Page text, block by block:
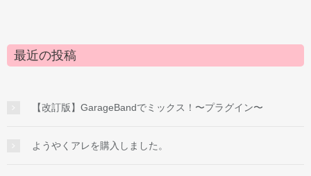
最近の投稿
【改訂版】GarageBandでミックス！〜プラグイン〜
ようやくアレを購入しました。